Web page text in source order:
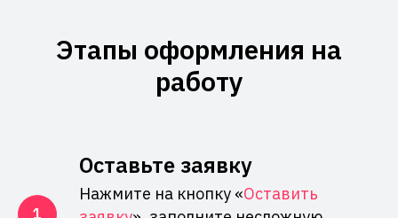
Этапы оформления на
работу
Оставьте заявку
Нажмите на кнопку «Оставить